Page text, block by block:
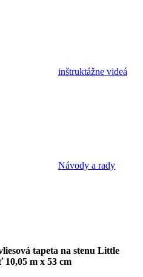
inštruktážne videá
Návody a rady
tapeta na stenu Little
m x 53 cm